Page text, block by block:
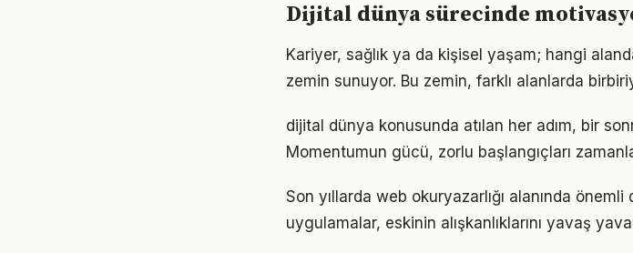
Dijital dünya sürecinde
Kariyer, sağlık ya da kişisel yaşam; hangi
zemin sunuyor. Bu zemin, farklı alanlarda
dijital dünya konusunda atılan her adım, bir
Momentumun gücü, zorlu başlangıçları
Son yıllarda web okuryazarlığı alanında
uygulamalar, eskinin alışkanlıklarını yavaş